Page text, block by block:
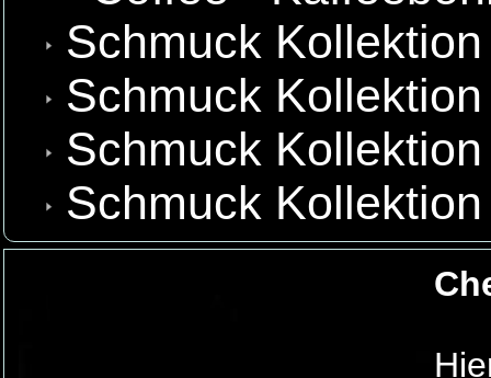
Schmuck
Schmuck
Schmuck
Schmuck